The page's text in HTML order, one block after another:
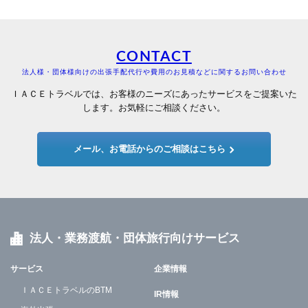
CONTACT
法人様・団体様向けの出張手配代行や費用のお見積などに関するお問い合わせ
ＩＡＣＥトラベルでは、お客様のニーズにあったサービスをご提案いた
します。お気軽にご相談ください。
メール、お電話からのご相談はこちら
法人・業務渡航・団体旅行向けサービス
サービス
ＩＡＣＥトラベルのBTM
企業情報
IR情報